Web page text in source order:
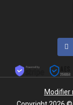
Modifier